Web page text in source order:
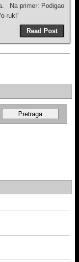
Na primer: Podigao
ruk!”
Read Post